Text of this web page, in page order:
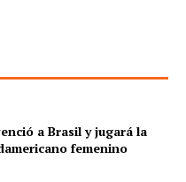
a Brasil y jugará la
femenino